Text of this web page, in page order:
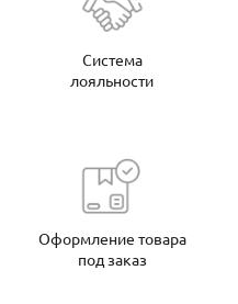
Система
лояльности
Оформление товара
под заказ